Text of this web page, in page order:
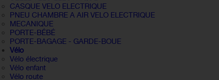
CASQUE VELO ELECTRIQUE
PNEU CHAMBRE A AIR VELO ELECTRIQUE
MECANIQUE
PORTE-BÉBÉ
PORTE-BAGAGE - GARDE-BOUE
Vélo
Vélo électrique
Vélo enfant
Vélo route